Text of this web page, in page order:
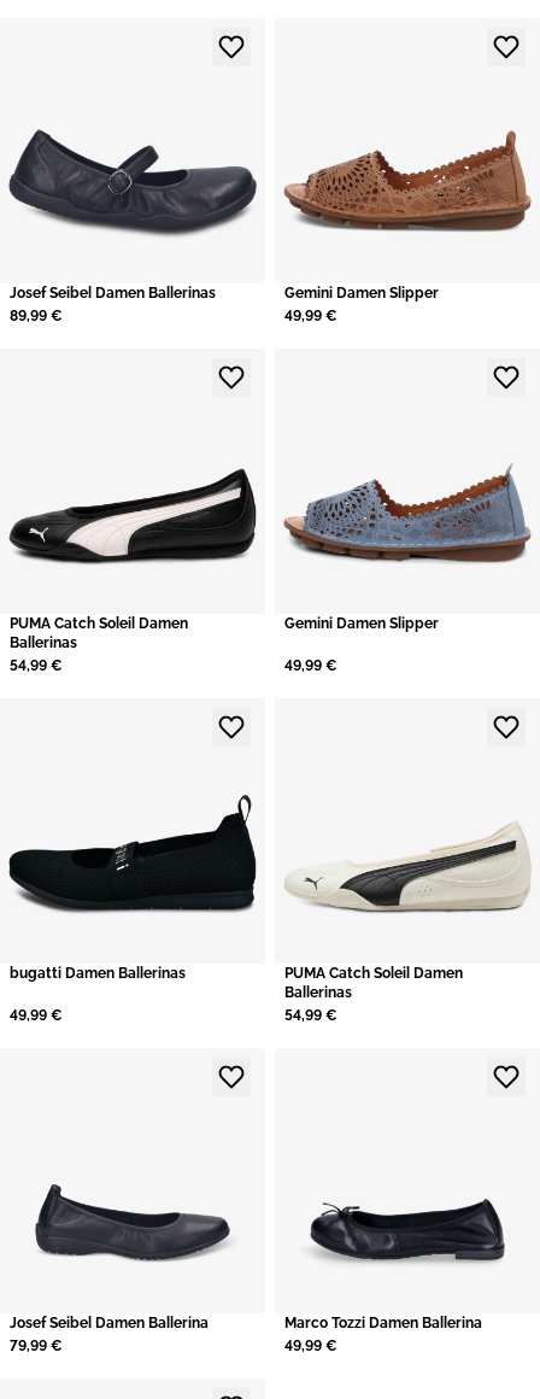
Josef Seibel Damen Ballerinas
89,99 €
Gemini Damen Slipper
49,99 €
PUMA Catch Soleil Damen
Ballerinas
54,99 €
Gemini Damen Slipper
49,99 €
bugatti Damen Ballerinas
49,99 €
PUMA Catch Soleil Damen
Ballerinas
54,99 €
​Josef Seibel Damen Ballerina
79,99 €
​Marco Tozzi Damen Ballerina
49,99 €